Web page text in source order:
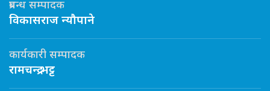
प्रबन्ध सम्पादक
विकासराज न्यौपाने
कार्यकारी सम्पादक
रामचन्द्र भट्ट